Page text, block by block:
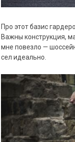
Про этот базис
Важны конструкция,
мне повезло —
сел идеально.